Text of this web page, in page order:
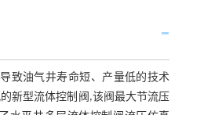
致油气井寿命短、产量低的技术
新型流体控制阀,该阀最大节流压